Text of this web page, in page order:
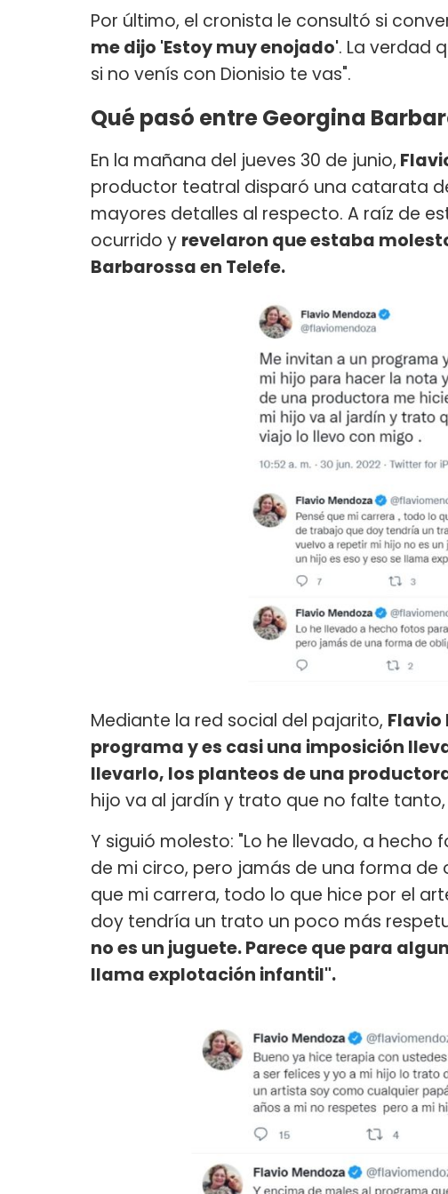
Por último, el cronista le consultó si
me dijo 'Estoy muy enojado'. La verdad
si no venís con Dionisio te vas".
Qué pasó entre Georgina
En la mañana del jueves 30 de junio,
productor teatral disparó una catarata
mayores detalles al respecto. A raíz de
ocurrido y revelaron que estaba
Barbarossa en Telefe.
Mediante la red social del pajarito, Flavio
programa y es casi una imposición
llevarlo, los planteos de una
hijo va al jardín y trato que no falte
Y siguió molesto: "Lo he llevado, a
de mi circo, pero jamás de una forma de
que mi carrera, todo lo que hice por el
doy tendría un trato un poco más
no es un juguete. Parece que para
llama explotación infantil".